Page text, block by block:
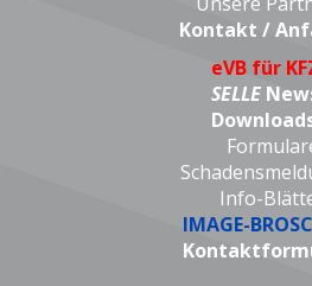
Kontakt /
eVB für
SELLE
Info-
IMAGE-